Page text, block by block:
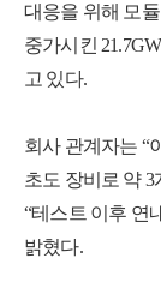
대응을 위해 모
중가시킨
고 있다.
회사 관계자는 “
초도 장비로 약
“테스트 이후 연
밝혔다.